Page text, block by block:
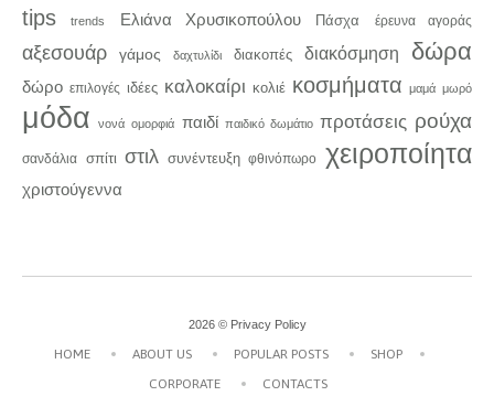
tips trends Ελιάνα Χρυσικοπούλου Πάσχα έρευνα αγοράς
αξεσουάρ γάμος δαχτυλίδι διακοπές διακόσμηση δώρα
δώρο επιλογές ιδέες καλοκαίρι κολιέ κοσμήματα μαμά μωρό
μόδα νονά ομορφιά παιδί παιδικό δωμάτιο προτάσεις ρούχα
σανδάλια σπίτι στιλ συνέντευξη φθινόπωρο χειροποίητα
χριστούγεννα
2026 © Privacy Policy
HOME ABOUT US POPULAR POSTS
SHOP
CORPORATE
CONTACTS